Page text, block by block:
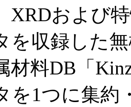
XRDおよび
を収録した
材料DB「
を1つに集約